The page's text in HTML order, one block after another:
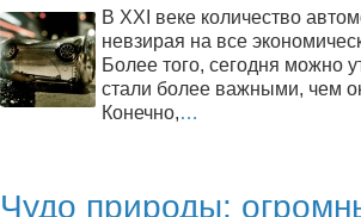
В XXI веке количество
невзирая на все
Более того, сегодня можно
стали более важными, чем
Конечно,…
Чудо природы: